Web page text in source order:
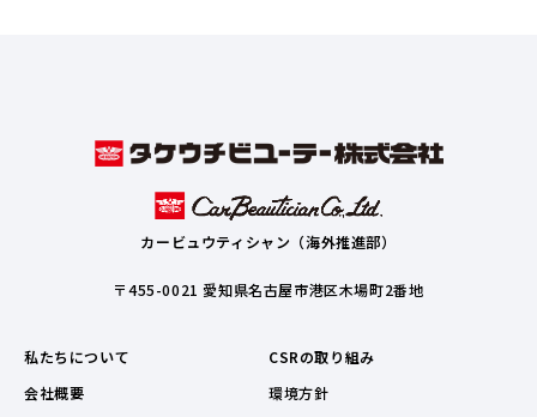
カービュウティシャン（海外推進部）
〒455-0021 愛知県名古屋市港区木場町2番地
私たちについて
会社概要
CSRの取り組み
環境方針